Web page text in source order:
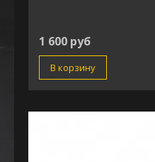
1 600 руб
В корзину